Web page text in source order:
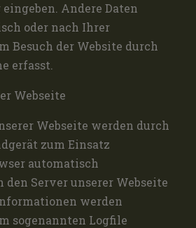
Andere Daten
oder nach Ihrer
Besuch der Website durch
erfasst.
Webseite
Webseite werden durch
zum Einsatz
automatisch
Server unserer Webseite
werden
sogenannten Logfile